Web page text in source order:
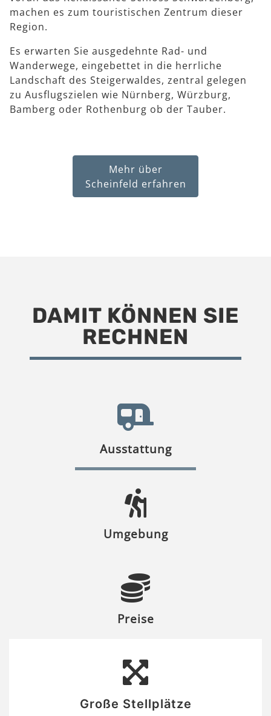
machen es zum touristischen Zentrum dieser
Region.
Es erwarten Sie ausgedehnte Rad- und
Wanderwege, eingebettet in die herrliche
Landschaft des Steigerwaldes, zentral gelegen
zu Ausflugszielen wie Nürnberg, Würzburg,
Bamberg oder Rothenburg ob der Tauber.
Mehr über
Scheinfeld erfahren
DAMIT KÖNNEN SIE
RECHNEN
Ausstattung
Umgebung
Preise
Große Stellplätze